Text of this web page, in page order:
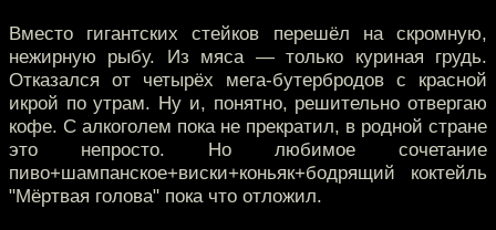
Вместо гигантских стейков перешёл на скромную,
нежирную рыбу. Из мяса — только куриная грудь.
Отказался от четырёх мега-бутербродов с красной
икрой по утрам. Ну и, понятно, решительно отвергаю
кофе. С алкоголем пока не прекратил, в родной стране
это непросто. Но любимое сочетание
пиво+шампанское+виски+коньяк+бодрящий коктейль
"Мёртвая голова" пока что отложил.